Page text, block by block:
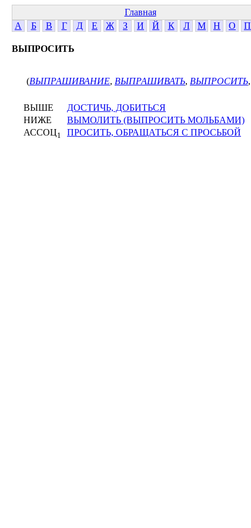
Главная
А
Б В Г Д Е Ж З И Й К Л М Н О П
ВЫПРОСИТЬ
(ВЫПРАШИВАНИЕ, ВЫПРАШИВАТЬ, ВЫПРОСИТЬ,
ВЫШЕ
ДОСТИЧЬ, ДОБИТЬСЯ
НИЖЕ
ВЫМОЛИТЬ (ВЫПРОСИТЬ МОЛЬБАМИ)
АССОЦ1 ПРОСИТЬ, ОБРАЩАТЬСЯ С ПРОСЬБОЙ